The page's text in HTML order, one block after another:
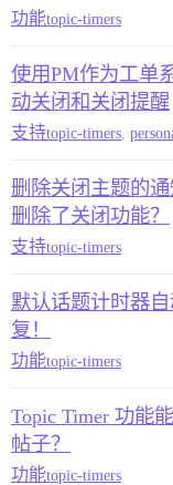
功能topic-timers
使用PM作为工
动关闭和关闭提醒
支持topic-timers
删除关闭主题的
删除了关闭功能？
支持topic-timers
默认话题计时器
复！
功能topic-timers
Topic Timer 功能
帖子？
功能topic-timers